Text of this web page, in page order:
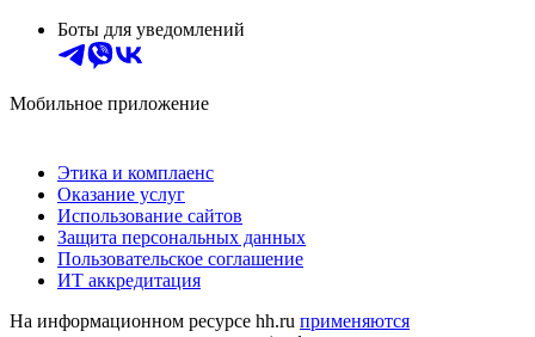
Боты для уведомлений
Мобильное приложение
Этика и комплаенс
Оказание услуг
Использование сайтов
Защита персональных данных
Пользовательское соглашение
ИТ аккредитация
На информационном ресурсе hh.ru применяются